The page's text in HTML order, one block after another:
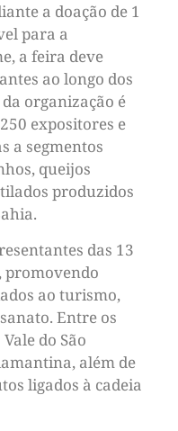
a doação de 1
para a
a feira deve
ao longo dos
organização é
expositores e
a segmentos
queijos
produzidos
das 13
promovendo
ao turismo,
Entre os
do São
além de
ligados à cadeia